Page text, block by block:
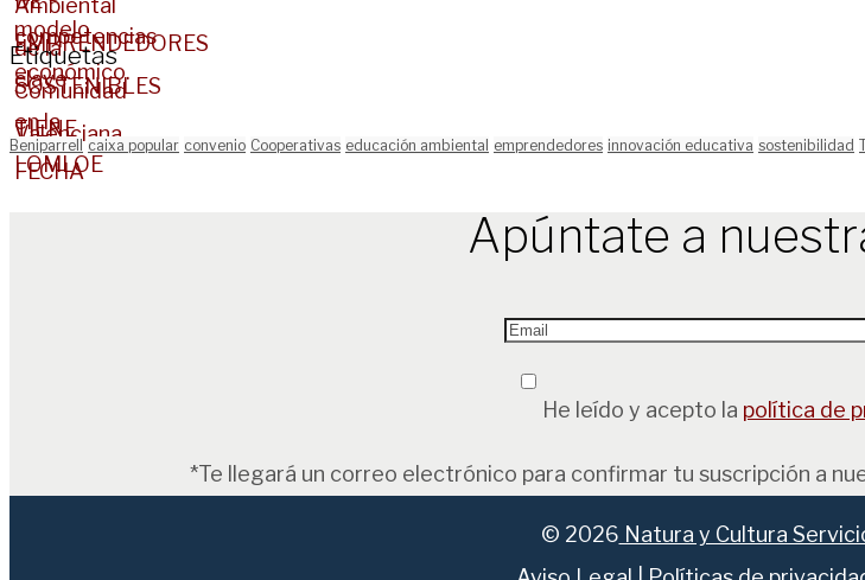
Etiquetas
Beniparrell caixa popular convenio Cooperativas educación ambiental emprendedores innovación educativa sostenibilidad
Apúntate a
He leído y acepto la política de
*Te llegará un correo electrónico para confirmar tu suscripción a
© 2026 Natura y Cultura